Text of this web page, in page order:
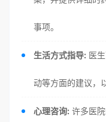
事项。
生活方式指导: 医
动等方面的建议，
心理咨询: 许多医